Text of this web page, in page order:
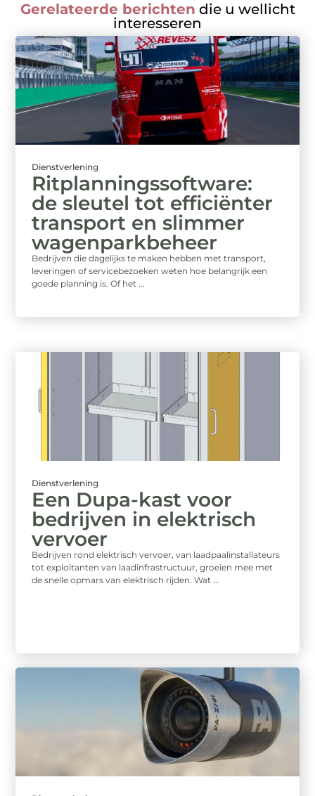
Gerelateerde berichten die u wellicht
interesseren
Dienstverlening
Ritplanningssoftware:
de sleutel tot efficiënter
transport en slimmer
wagenparkbeheer
Bedrijven die dagelijks te maken hebben met transport,
leveringen of servicebezoeken weten hoe belangrijk een
goede planning is. Of het ...
Dienstverlening
Een Dupa-kast voor
bedrijven in elektrisch
vervoer
Bedrijven rond elektrisch vervoer, van laadpaalinstallateurs
tot exploitanten van laadinfrastructuur, groeien mee met
de snelle opmars van elektrisch rijden. Wat ...